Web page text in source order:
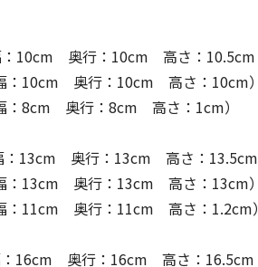
：10cm 奥行：10cm 高さ：10.5cm
：10cm 奥行：10cm 高さ：10cm）
：8cm 奥行：8cm 高さ：1cm）
：13cm 奥行：13cm 高さ：13.5cm
：13cm 奥行：13cm 高さ：13cm）
：11cm 奥行：11cm 高さ：1.2cm）
：16cm 奥行：16cm 高さ：16.5cm